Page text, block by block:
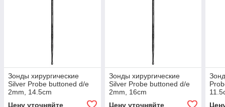
Зонды хирургические
Silver Probe buttoned d/e
2mm, 14.5cm
Цену уточняйте
Зонды хирургические
Silver Probe buttoned d/e
2mm, 16cm
Цену уточняйте